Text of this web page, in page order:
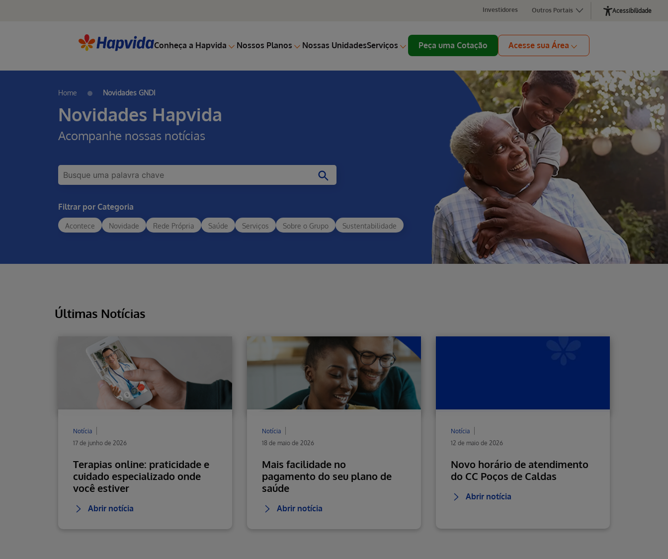
Investidores Outros Portais Acessibilidade
Conheça a Hapvida Nossos Planos Nossas UnidadesServiços Peça uma Cotação Acesse sua Área
Home Novidades GNDI
Novidades Hapvida
Acompanhe nossas notícias
Filtrar por Categoria
Acontece Novidade Rede Própria Saúde Serviços Sobre o Grupo Sustentabilidade
Últimas Notícias
Notícia
17 de junho de 2026
Terapias online: praticidade e
cuidado especializado onde
você estiver
Abrir notícia
Notícia
18 de maio de 2026
Mais facilidade no
pagamento do seu plano de
saúde
Abrir notícia
Notícia
12 de maio de 2026
Novo horário de atendimento
do CC Poços de Caldas
Abrir notícia